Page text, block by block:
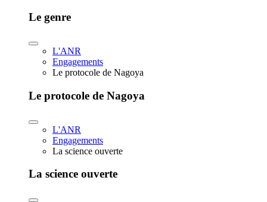
Le genre
L'ANR
Engagements
Le protocole de Nagoya
Le protocole de Nagoya
L'ANR
Engagements
La science ouverte
La science ouverte